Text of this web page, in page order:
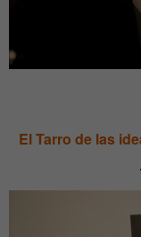
El Tarro de las